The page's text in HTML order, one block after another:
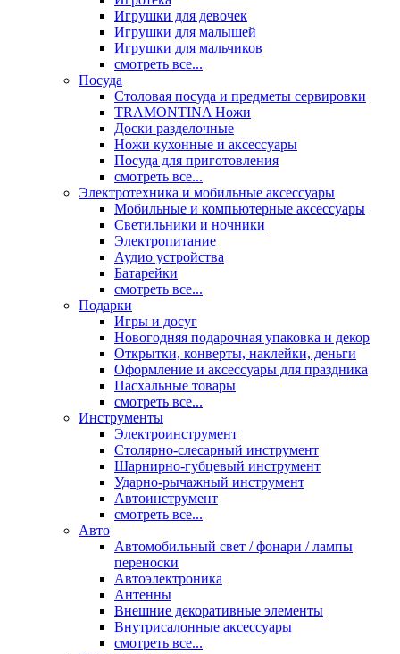
Игрушки для девочек
Игрушки для малышей
Игрушки для мальчиков
смотреть все...
Посуда
Столовая посуда и предметы сервировки
TRAMONTINA Ножи
Доски разделочные
Ножи кухонные и аксессуары
Посуда для приготовления
смотреть все...
Электротехника и мобильные аксессуары
Мобильные и компьютерные аксессуары
Светильники и ночники
Электропитание
Аудио устройства
Батарейки
смотреть все...
Подарки
Игры и досуг
Новогодняя подарочная упаковка и декор
Открытки, конверты, наклейки, деньги
Оформление и аксессуары для праздника
Пасхальные товары
смотреть все...
Инструменты
Электроинструмент
Столярно-слесарный инструмент
Шарнирно-губцевый инструмент
Ударно-рычажный инструмент
Автоинструмент
смотреть все...
Авто
Автомобильный свет / фонари / лампы
переноски
Автоэлектроника
Антенны
Внешние декоративные элементы
Внутрисалонные аксессуары
смотреть все...